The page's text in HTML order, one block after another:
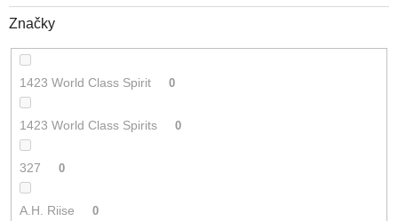
Značky
1423 World Class Spirit 0
1423 World Class Spirits 0
327 0
A.H. Riise 0